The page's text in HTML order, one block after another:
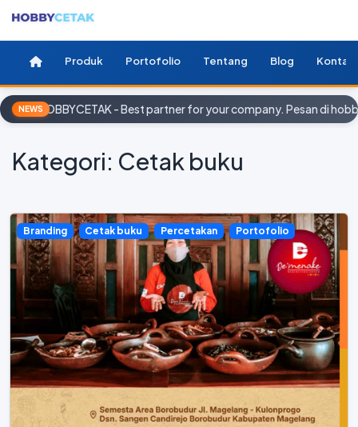
Produk Portofolio Tentang Blog Kontak
NEWS
HOBBYCETAK - Best partner for your company. Pesan di
Kategori: Cetak buku
Branding Cetak buku Percetakan Portofolio